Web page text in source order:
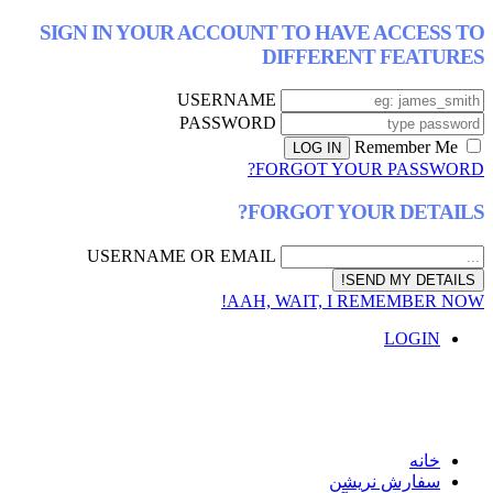
SIGN IN YOUR ACCOUNT TO HAVE
DIFFERENT
USERNAME
PASSWORD
FORGOT YOUR
FORGOT YOUR
USERNAME OR EMAIL
AAH, WAIT, I
نریشن